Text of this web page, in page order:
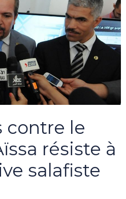
contre le
résiste à
salafiste